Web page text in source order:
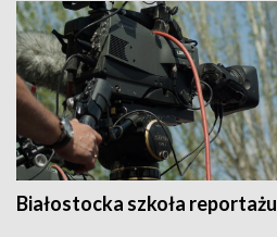
Białostocka szkoła reportażu